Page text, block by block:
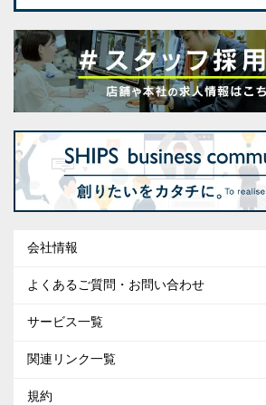
会社情報
よくあるご質問・お問い合わせ
サービス一覧
関連リンク一覧
規約